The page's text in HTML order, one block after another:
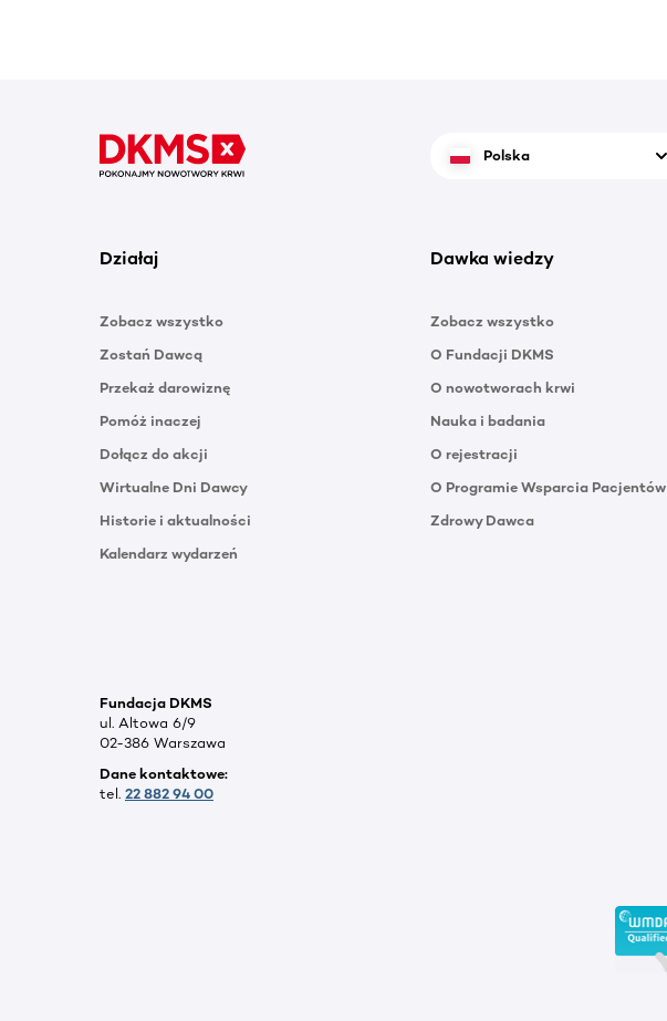
Polska
Działaj
Zobacz wszystko
Zostań Dawcą
Przekaż darowiznę
Pomóż inaczej
Dołącz do akcji
Wirtualne Dni Dawcy
Historie i aktualności
Kalendarz wydarzeń
Dawka wiedzy
Zobacz wszystko
O Fundacji DKMS
O nowotworach krwi
Nauka i badania
O rejestracji
O Programie Wsparcia Pacjentów
Zdrowy Dawca
Fundacja DKMS
ul. Altowa 6/9
02-386 Warszawa
Dane kontaktowe:
tel. 22 882 94 00